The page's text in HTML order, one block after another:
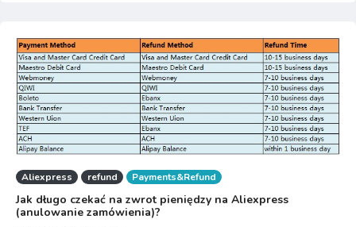
Aliexpress refund Payments&Refund
Jak długo czekać na zwrot pieniędzy na Aliexpress
(anulowanie zamówienia)?